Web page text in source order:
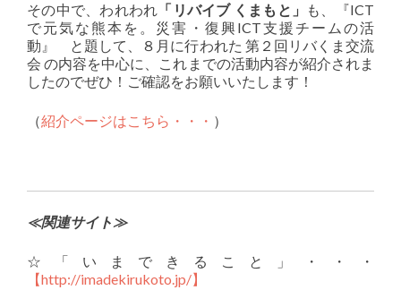
その中で、われわれ 「リバイブ くまもと」
も、『ICT
で元気な熊本を。災害・復興ICT支援チームの活
動』 と題して、８月に行われた 第２回リバくま交流
会 の内容を中心に、これまでの活動内容が紹介されま
したのでぜひ！ご確認をお願いいたします！
（紹介ページはこちら・・・ ）
≪関連サイト≫
☆「いまできること」・・・
【http://imadekirukoto.jp/】